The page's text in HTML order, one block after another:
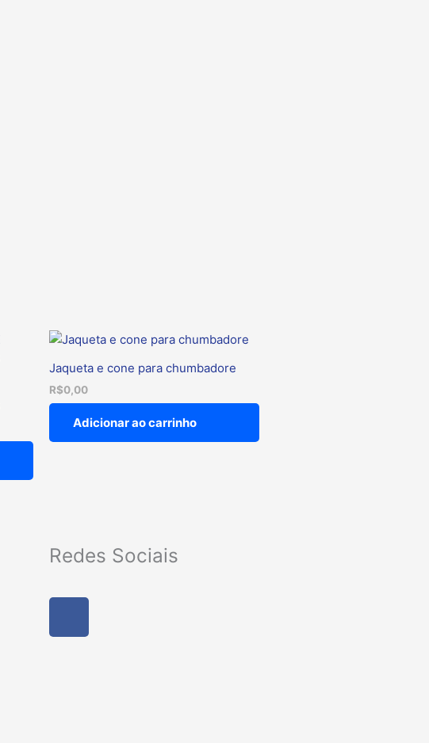
Jaqueta e cone para chumbadore
R$0,00
Adicionar ao carrinho
Redes Sociais